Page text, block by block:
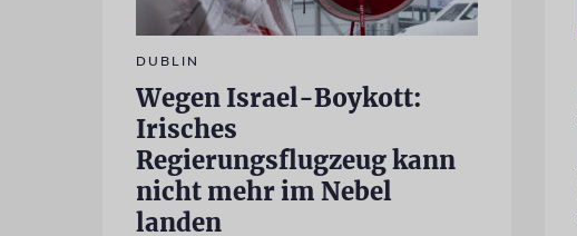
DUBLIN
Wegen Israel-Boykott:
Irisches
Regierungsflugzeug kann
nicht mehr im Nebel
landen